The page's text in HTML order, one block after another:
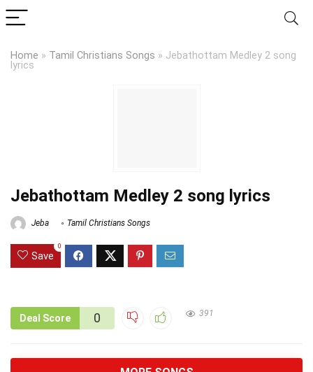
Home » Tamil Christians Songs » Jebathottam Medley 2 song
lyrics
Jebathottam Medley 2 song lyrics
Jeba Tamil Christians Songs
Save
0
Deal Score 0 391